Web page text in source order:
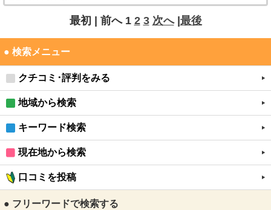
最初 | 前へ 1 2 3 次へ|最後
● 検索メニュー
クチコミ･評判をみる
地域から検索
キーワード検索
現在地から検索
口コミを投稿
● フリーワードで検索する